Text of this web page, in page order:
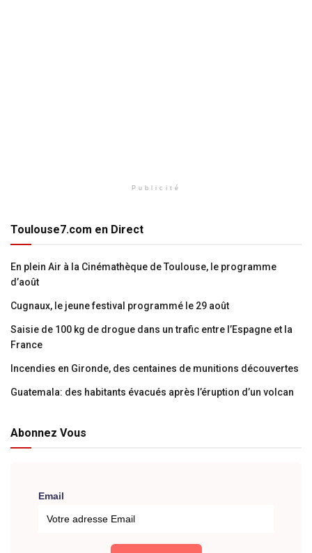
Publicité
Toulouse7.com en Direct
En plein Air à la Cinémathèque de Toulouse, le programme
d’août
Cugnaux, le jeune festival programmé le 29 août
Saisie de 100 kg de drogue dans un trafic entre l’Espagne et la
France
Incendies en Gironde, des centaines de munitions découvertes
Guatemala: des habitants évacués après l’éruption d’un volcan
Abonnez Vous
Email